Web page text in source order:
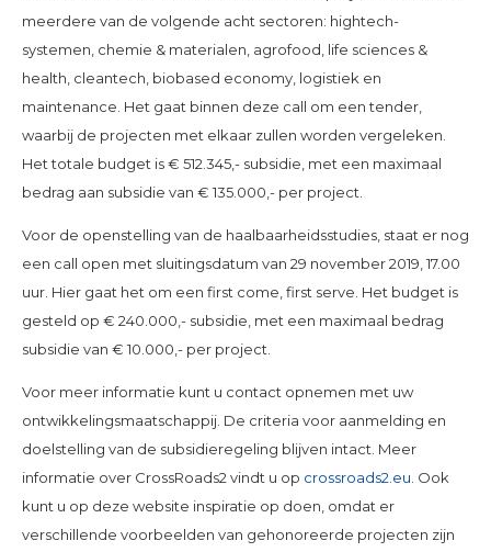
meerdere van de volgende acht sectoren: hightech-
systemen, chemie & materialen, agrofood, life sciences &
health, cleantech, biobased economy, logistiek en
maintenance. Het gaat binnen deze call om een tender,
waarbij de projecten met elkaar zullen worden vergeleken.
Het totale budget is € 512.345,- subsidie, met een maximaal
bedrag aan subsidie van € 135.000,- per project.
Voor de openstelling van de haalbaarheidsstudies, staat er nog
een call open met sluitingsdatum van 29 november 2019, 17.00
uur. Hier gaat het om een first come, first serve. Het budget is
gesteld op € 240.000,- subsidie, met een maximaal bedrag
subsidie van € 10.000,- per project.
Voor meer informatie kunt u contact opnemen met uw
ontwikkelingsmaatschappij. De criteria voor aanmelding en
doelstelling van de subsidieregeling blijven intact. Meer
informatie over CrossRoads2 vindt u op crossroads2.eu . Ook
kunt u op deze website inspiratie op doen, omdat er
verschillende voorbeelden van gehonoreerde projecten zijn